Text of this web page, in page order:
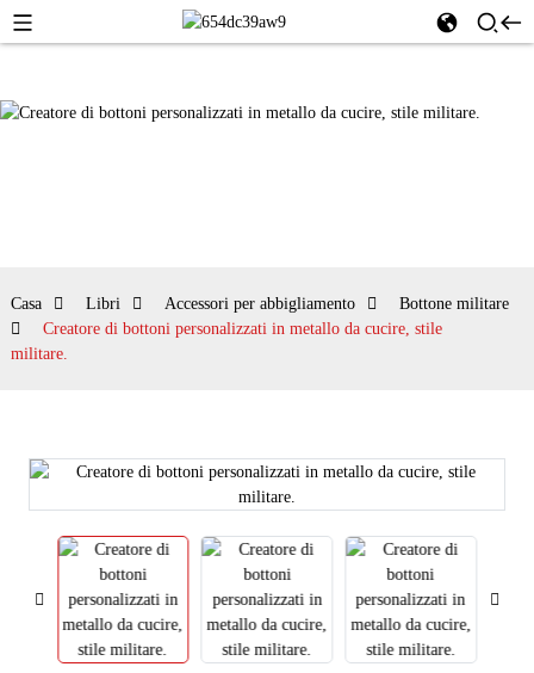
Casa Libri Accessori per abbigliamento
Bottone militare
Creatore di bottoni personalizzati in metallo da cucire, stile
militare.